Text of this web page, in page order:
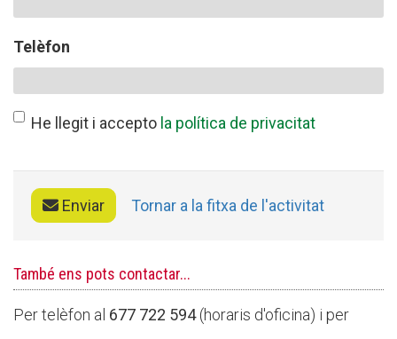
Telèfon
He llegit i accepto la política de privacitat
Enviar Tornar a la fitxa de l'activitat
També ens pots contactar...
Per telèfon al 677 722 594(horaris d'oficina) i per
Memòria d'activitats
Proposta educativa
ACTUALITAT
Butlletins
Diari de la Fundació
Xarxes socials